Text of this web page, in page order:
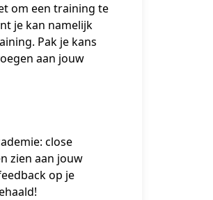
om een training te
je kan namelijk
Pak je kans
aan jouw
close
zien aan jouw
op je